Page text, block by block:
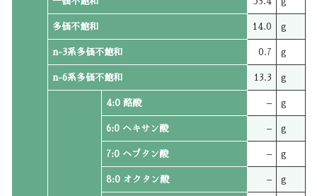
多価不飽和 14.0 g
n-3系多価不飽和 0.7 g
n-6系多価不飽和 13.3 g
4:0 酪酸 – g
6:0 ヘキサン酸 – g
7:0 ヘプタン酸 – g
8:0 オクタン酸 – g